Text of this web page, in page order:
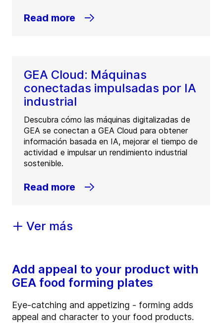
Read more
GEA Cloud: Máquinas
conectadas impulsadas por IA
industrial
Descubra cómo las máquinas digitalizadas de
GEA se conectan a GEA Cloud para obtener
información basada en IA, mejorar el tiempo de
actividad e impulsar un rendimiento industrial
sostenible.
Read more
Ver más
Add appeal to your product with
GEA food forming plates
Eye-catching and appetizing - forming adds
appeal and character to your food products.